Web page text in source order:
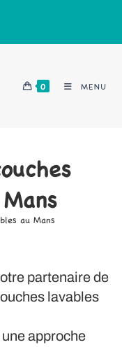
0 MENU
au Mans
partenaire de
lavables
approche